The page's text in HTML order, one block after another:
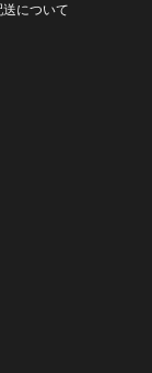
送について